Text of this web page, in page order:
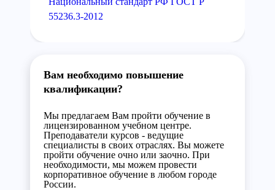
55236.3-2012
Вам необходимо повышение
квалификации?
Мы предлагаем Вам пройти обучение в
лицензированном учебном центре.
Преподаватели курсов - ведущие
специалисты в своих отраслях. Вы можете
пройти обучение очно или заочно. При
необходимости, мы можем провести
корпоративное обучение в любом городе
России.